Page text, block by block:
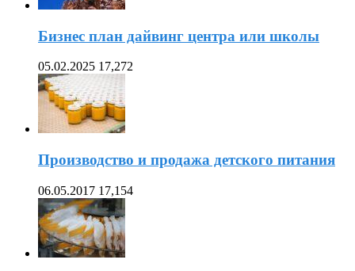
Бизнес план дайвинг центра или школы
05.02.2025 17,272
Производство и продажа детского питания
06.05.2017 17,154